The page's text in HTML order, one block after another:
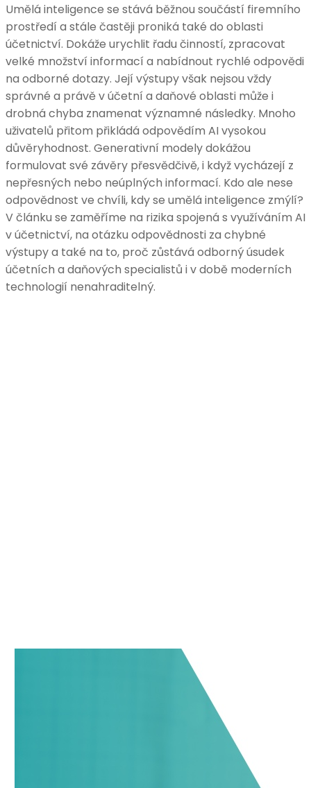
Umělá inteligence se stává běžnou součástí firemního
prostředí a stále častěji proniká také do oblasti
účetnictví. Dokáže urychlit řadu činností, zpracovat
velké množství informací a nabídnout rychlé odpovědi
na odborné dotazy. Její výstupy však nejsou vždy
správné a právě v účetní a daňové oblasti může i
drobná chyba znamenat významné následky. Mnoho
uživatelů přitom přikládá odpovědím AI vysokou
důvěryhodnost. Generativní modely dokážou
formulovat své závěry přesvědčivě, i když vycházejí z
nepřesných nebo neúplných informací. Kdo ale nese
odpovědnost ve chvíli, kdy se umělá inteligence zmýlí?
V článku se zaměříme na rizika spojená s využíváním AI
v účetnictví, na otázku odpovědnosti za chybné
výstupy a také na to, proč zůstává odborný úsudek
účetních a daňových specialistů i v době moderních
technologií nenahraditelný.